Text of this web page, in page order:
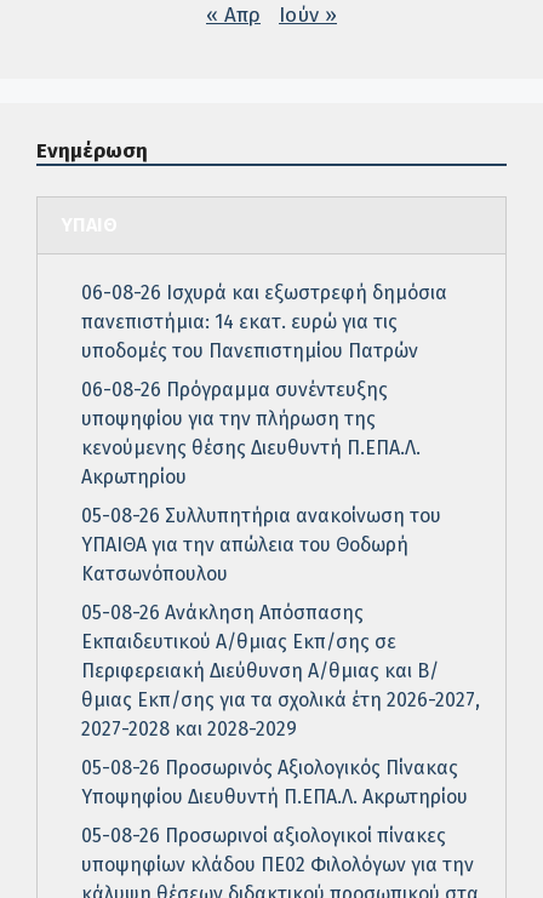
« Απρ Ιούν »
Ενημέρωση
06-08-26 Ισχυρά και εξωστρεφή δημόσια
πανεπιστήμια: 14 εκατ. ευρώ για τις
υποδομές του Πανεπιστημίου Πατρών
06-08-26 Πρόγραμμα συνέντευξης
υποψηφίου για την πλήρωση της
κενούμενης θέσης Διευθυντή Π.ΕΠΑ.Λ.
Ακρωτηρίου
05-08-26 Συλλυπητήρια ανακοίνωση του
ΥΠΑΙΘΑ για την απώλεια του Θοδωρή
Κατσωνόπουλου
05-08-26 Ανάκληση Απόσπασης
Εκπαιδευτικού Α/θμιας Εκπ/σης σε
Περιφερειακή Διεύθυνση Α/θμιας και Β/
θμιας Εκπ/σης για τα σχολικά έτη 2026-2027,
2027-2028 και 2028-2029
05-08-26 Προσωρινός Αξιολογικός Πίνακας
Υποψηφίου Διευθυντή Π.ΕΠΑ.Λ. Ακρωτηρίου
05-08-26 Προσωρινοί αξιολογικοί πίνακες
υποψηφίων κλάδου ΠΕ02 Φιλολόγων για την